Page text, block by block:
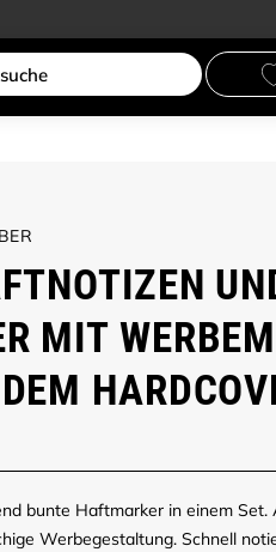
MIT
bunte Haftmarker in einem Set.
Werbegestaltung. Schnell